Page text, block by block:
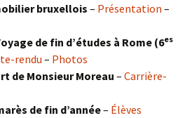
bruxellois – Présentation –
de fin d’études à Rome (6es
rendu – Photos
de Monsieur Moreau – Carrière-
de fin d’année– Élèves